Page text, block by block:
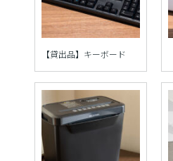
【貸出品】キーボード